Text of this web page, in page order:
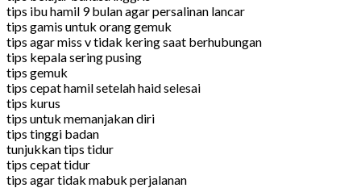
tips ibu hamil 9 bulan agar persalinan lancar
tips gamis untuk orang gemuk
tips agar miss v tidak kering saat berhubungan
tips kepala sering pusing
tips gemuk
tips cepat hamil setelah haid selesai
tips kurus
tips untuk memanjakan diri
tips tinggi badan
tunjukkan tips tidur
tips cepat tidur
tips agar tidak mabuk perjalanan